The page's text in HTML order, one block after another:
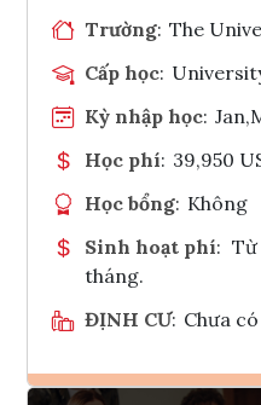
Trường: The
Cấp học:
Kỳ nhập học:
Học phí: 39,950
Học bổng: Không
Sinh hoạt phí: Từ
tháng.
ĐỊNH CƯ: Chưa